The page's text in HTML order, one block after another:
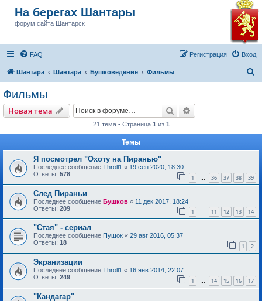
На берегах Шантары
форум сайта Шантарск
FAQ Вход
Регистрация
Шантара Шантара Бушковедение Фильмы
Фильмы
Новая тема Поиск
21 тема • Страница 1 из 1
Темы
Я посмотрел "Охоту на Пиранью"
Последнее сообщение Throll1 « 19 сен 2020, 18:30
Ответы: 578 1 … 36 37 38 39
След Пираньи
Последнее сообщение Бушков « 11 дек 2017, 18:24
Ответы: 209 1 11 12 13 14
"Стая" - сериал
Последнее сообщение Пушок « 29 авг 2016, 05:37
Ответы: 18 1 2
Экранизации
Последнее сообщение Throll1 « 16 янв 2014, 22:07
Ответы: 249 1 … 14 15 16 17
"Кандагар"